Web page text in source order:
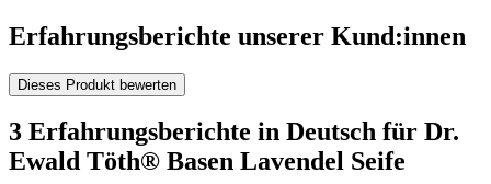
Erfahrungsberichte unserer Kund:innen
Dieses Produkt bewerten
3 Erfahrungsberichte in Deutsch für Dr.
Ewald Töth® Basen Lavendel Seife